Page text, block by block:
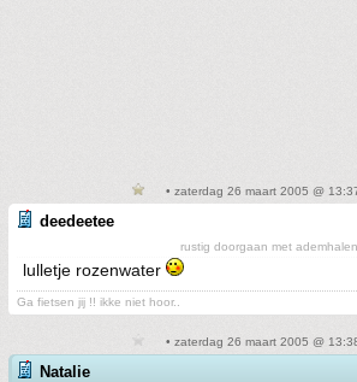
• zaterdag 26 maart 2005 @
deedeetee
rustig doorgaan met ademhalen
lulletje rozenwater
Ga fietsen jij !! ikke niet hoor..
• zaterdag 26 maart 2005 @
Natalie